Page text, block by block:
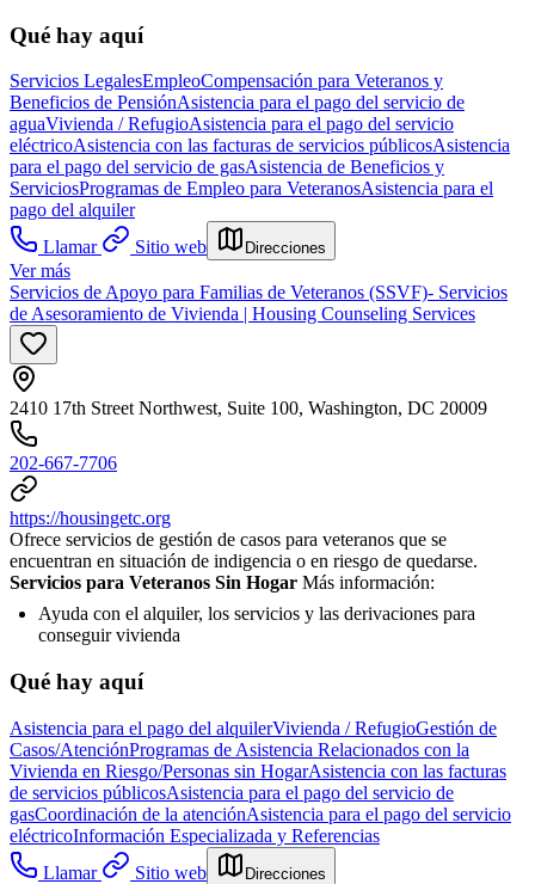
Qué hay aquí
Servicios LegalesEmpleoCompensación para Veteranos y
Beneficios de PensiónAsistencia para el pago del servicio de
aguaVivienda / RefugioAsistencia para el pago del servicio
eléctricoAsistencia con las facturas de servicios públicosAsistencia
para el pago del servicio de gasAsistencia de Beneficios y
ServiciosProgramas de Empleo para VeteranosAsistencia para el
pago del alquiler
Llamar
Sitio web Direcciones
Ver más
Servicios de Apoyo para Familias de Veteranos (SSVF)- Servicios
de Asesoramiento de Vivienda | Housing Counseling Services
2410 17th Street Northwest, Suite 100, Washington, DC 20009
202-667-7706
https://housingetc.org
Ofrece servicios de gestión de casos para veteranos que se
encuentran en situación de indigencia o en riesgo de quedarse.
Servicios para Veteranos Sin Hogar Más información:
Ayuda con el alquiler, los servicios y las derivaciones para
conseguir vivienda
Qué hay aquí
Asistencia para el pago del alquilerVivienda / RefugioGestión de
Casos/AtenciónProgramas de Asistencia Relacionados con la
Vivienda en Riesgo/Personas sin HogarAsistencia con las facturas
de servicios públicosAsistencia para el pago del servicio de
gasCoordinación de la atenciónAsistencia para el pago del servicio
eléctricoInformación Especializada y Referencias
Llamar
Sitio web Direcciones